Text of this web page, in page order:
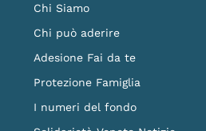
Chi Siamo
Chi può aderire
Adesione Fai da te
Protezione Famiglia
I numeri del fondo